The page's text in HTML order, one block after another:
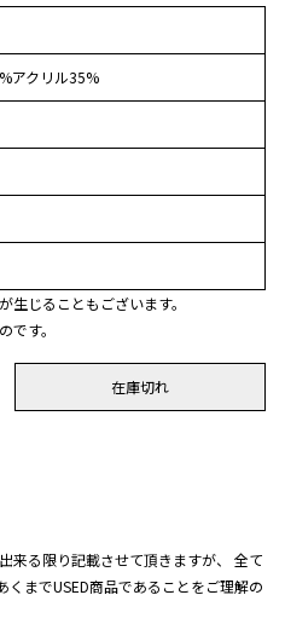
アクリル35%
じることもございます。
す。
在庫切れ
来る限り記載させて頂きますが、 全て
までUSED商品であることをご理解の